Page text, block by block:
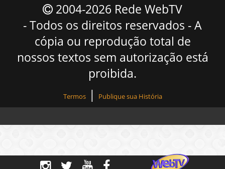
2004-2026 Rede WebTV
- Todos os direitos reservados - A
cópia ou reprodução total de
nossos textos sem autorização está
proibida.
Termos| Publique sua História